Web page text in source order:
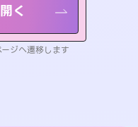
く
ジへ遷移します